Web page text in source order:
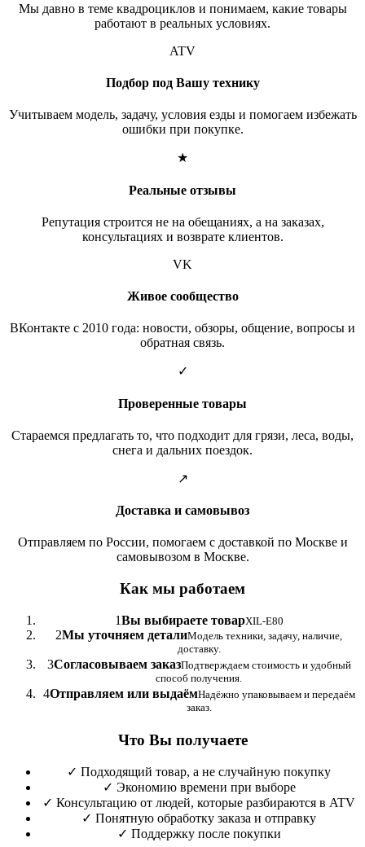
Мы давно в теме квадроциклов и понимаем, какие товары
работают в реальных условиях.
ATV
Подбор под Вашу технику
Учитываем модель, задачу, условия езды и помогаем избежать
ошибки при покупке.
★
Реальные отзывы
Репутация строится не на обещаниях, а на заказах,
консультациях и возврате клиентов.
VK
Живое сообщество
ВКонтакте с 2010 года: новости, обзоры, общение, вопросы и
обратная связь.
✓
Проверенные товары
Стараемся предлагать то, что подходит для грязи, леса, воды,
снега и дальних поездок.
↗
Доставка и самовывоз
Отправляем по России, помогаем с доставкой по Москве и
самовывозом в Москве.
Как мы работаем
1Вы выбираете товарXIL-E80
2Мы уточняем деталиМодель техники, задачу, наличие,
доставку.
3Согласовываем заказПодтверждаем стоимость и удобный
способ получения.
4Отправляем или выдаёмНадёжно упаковываем и передаём
заказ.
Что Вы получаете
✓ Подходящий товар, а не случайную покупку
✓ Экономию времени при выборе
✓ Консультацию от людей, которые разбираются в ATV
✓ Понятную обработку заказа и отправку
✓ Поддержку после покупки